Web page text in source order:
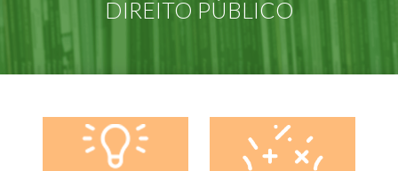
DIREITO PÚBLICO